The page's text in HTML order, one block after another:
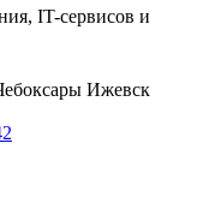
IT-сервисов и
Ижевск